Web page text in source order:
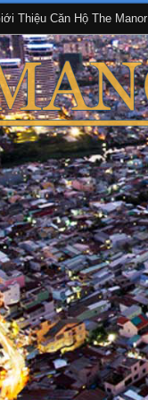
Thiệu Căn Hộ The Manor